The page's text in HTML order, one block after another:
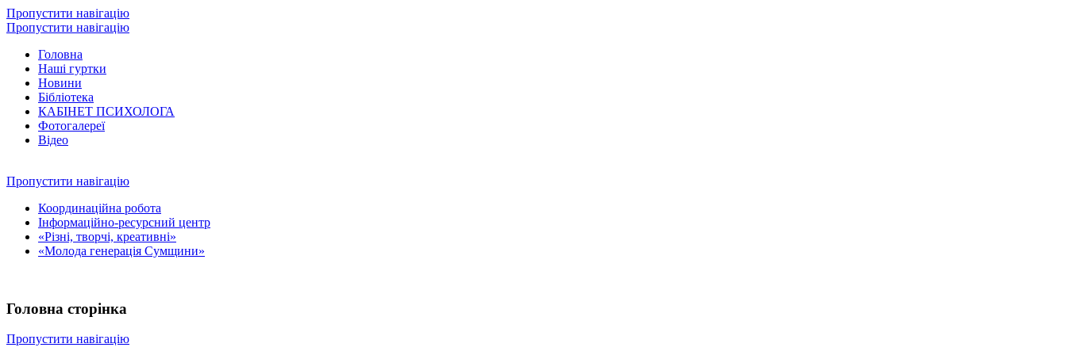
Пропустити навігацію
Пропустити навігацію
Головна
Наші гуртки
Новини
Бібліотека
КАБІНЕТ ПСИХОЛОГА
Фотогалереї
Відео
Пропустити навігацію
Координаційна робота
Інформаційно-ресурсний центр
«Різні, творчі, креативні»
«Молода генерація Сумщини»
Головна сторінка
Пропустити навігацію